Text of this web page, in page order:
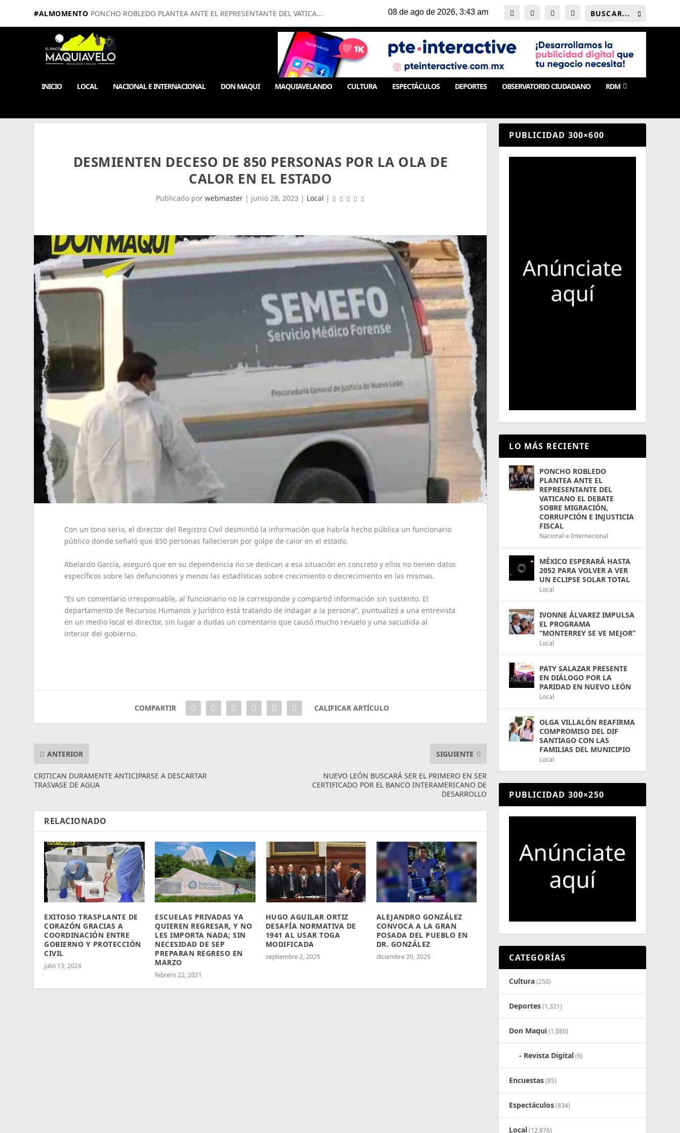
#ALMOMENTO PONCHO ROBLEDO PLANTEA ANTE EL REPRESENTANTE DEL VATICA...
INICIO LOCAL NACIONAL E INTERNACIONAL DON MAQUI MAQUIAVELANDO CULTURA ESPECTÁCULOS DEPORTES OBSERVATORIO CIUDADANO RDM
DESMIENTEN DECESO DE 850 PERSONAS POR LA OLA DE
CALOR EN EL ESTADO
Publicado por webmaster| junio 28, 2023 | Local |
Con un tono serio, el director del Registro Civil desmintió la información que habría hecho pública un funcionario
público donde señaló que 850 personas fallecieron por golpe de calor en el estado.
Abelardo García, aseguró que en su dependencia no se dedican a esa situación en concreto y ellos no tienen datos
específicos sobre las defunciones y menos las estadísticas sobre crecimiento o decrecimiento en las mismas.
“Es un comentario irresponsable, al funcionario no le corresponde y compartió información sin sustento. El
departamento de Recursos Humanos y Jurídico está tratando de indagar a la persona”, puntualizó a una entrevista
en un medio local el director, sin lugar a dudas un comentario que causó mucho revuelo y una sacudida al
interior del gobierno.
COMPARTIR CALIFICAR ARTÍCULO
ANTERIOR
CRITICAN DURAMENTE ANTICIPARSE A DESCARTAR
TRASVASE DE AGUA
SIGUIENTE
NUEVO LEÓN BUSCARÁ SER EL PRIMERO EN SER
CERTIFICADO POR EL BANCO INTERAMERICANO DE
DESARROLLO
RELACIONADO
EXITOSO TRASPLANTE DE
CORAZÓN GRACIAS A
COORDINACIÓN ENTRE
GOBIERNO Y PROTECCIÓN
CIVIL
julio 13, 2024
ESCUELAS PRIVADAS YA
QUIEREN REGRESAR, Y NO
LES IMPORTA NADA; SIN
NECESIDAD DE SEP
PREPARAN REGRESO EN
MARZO
febrero 22, 2021
HUGO AGUILAR ORTIZ
DESAFÍA NORMATIVA DE
1941 AL USAR TOGA
MODIFICADA
septiembre 2, 2025
ALEJANDRO GONZÁLEZ
CONVOCA A LA GRAN
POSADA DEL PUEBLO EN
DR. GONZÁLEZ
diciembre 20, 2025
PUBLICIDAD 300×600
LO MÁS RECIENTE
PONCHO ROBLEDO
PLANTEA ANTE EL
REPRESENTANTE DEL
VATICANO EL DEBATE
SOBRE MIGRACIÓN,
CORRUPCIÓN E INJUSTICIA
FISCAL
Nacional e Internacional
MÉXICO ESPERARÁ HASTA
2052 PARA VOLVER A VER
UN ECLIPSE SOLAR TOTAL
Local
IVONNE ÁLVAREZ IMPULSA
EL PROGRAMA
“MONTERREY SE VE MEJOR”
Local
PATY SALAZAR PRESENTE
EN DIÁLOGO POR LA
PARIDAD EN NUEVO LEÓN
Local
OLGA VILLALÓN REAFIRMA
COMPROMISO DEL DIF
SANTIAGO CON LAS
FAMILIAS DEL MUNICIPIO
Local
PUBLICIDAD 300×250
CATEGORÍAS
Cultura(250)
Deportes(1,321)
Don Maqui(1,086)
Revista Digital(6)
Encuestas(85)
Espectáculos(834)
Local(12,876)